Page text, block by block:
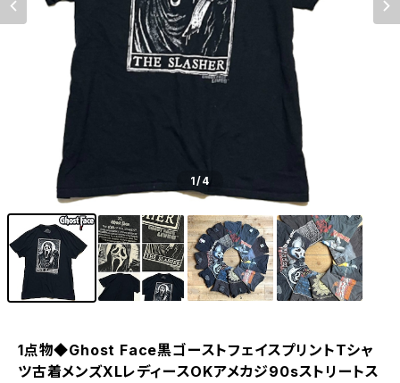
1/4
1点物◆Ghost Face黒ゴーストフェイスプリントTシャ
ツ古着メンズXLレディースOKアメカジ90sストリートス